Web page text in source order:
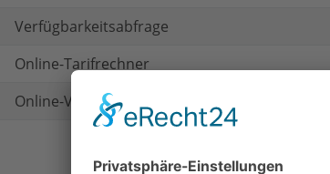
Verfügbarkeitsabfrage
Online-Tarifrechner
Online-Vertragsabschluss